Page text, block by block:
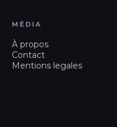
MÉDIA
À propos
Contact
Mentions legales